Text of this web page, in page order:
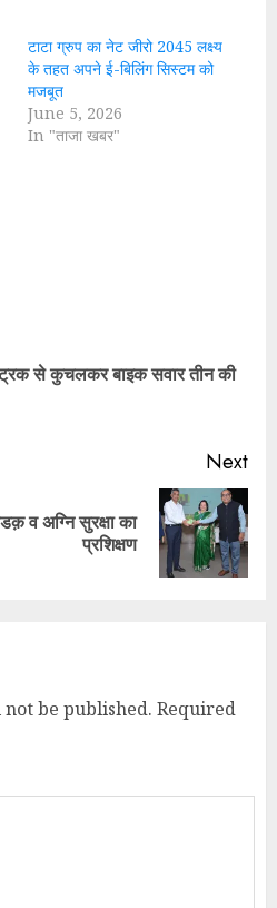
टाटा ग्रुप का नेट जीरो 2045 लक्ष्य
के तहत अपने ई-बिलिंग सिस्टम को
मजबूत
June 5, 2026
In "ताजा खबर"
से कुचलकर बाइक सवार तीन की
Next
व अग्नि सुरक्षा का
प्रशिक्षण
be published. Required